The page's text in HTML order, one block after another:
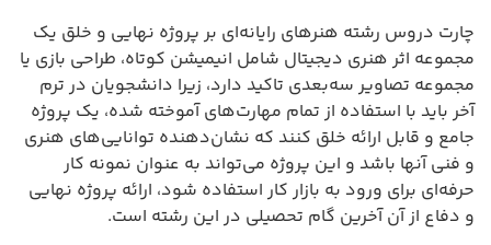
چارت دروس رشته هنرهای رایانه‌ای بر پروژه نهایی و خلق یک
مجموعه اثر هنری دیجیتال شامل انیمیشن کوتاه، طراحی بازی یا
مجموعه تصاویر سه‌بعدی تاکید دارد، زیرا دانشجویان در ترم
آخر باید با استفاده از تمام مهارت‌های آموخته شده، یک پروژه
جامع و قابل ارائه خلق کنند که نشان‌دهنده توانایی‌های هنری
و فنی آنها باشد و این پروژه می‌تواند به عنوان نمونه کار
حرفه‌ای برای ورود به بازار کار استفاده شود، ارائه پروژه نهایی
و دفاع از آن آخرین گام تحصیلی در این رشته است.